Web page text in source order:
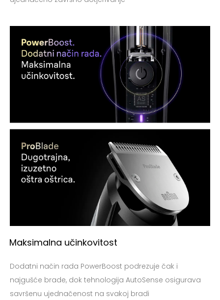
Početna
Stoljeće dobrog dizajna
Proizvodi za nju
Proizvodi za njega
Priče
Registracija
Moj račun
Maksimalna učinkovitost
Dodatni način rada PowerBoost podrezuje čak i
najgušće brade, dok tehnologija AutoSense osigurava
savršenu ujednačenost na svakoj bradi